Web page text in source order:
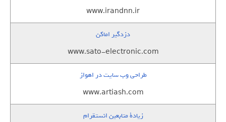
www.irandnn.ir
دزدگیر اماکن
www.sato-electronic.com
طراحی وب سایت در اهواز
www.artiash.com
زيادة متابعين انستقرام